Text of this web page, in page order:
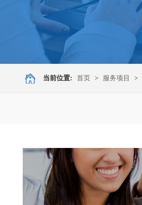
当前位置: 首页 > 服务项目 >